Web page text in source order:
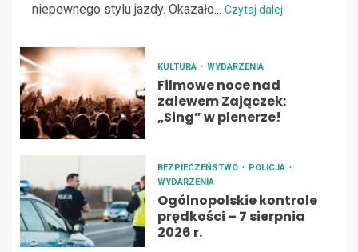
niepewnego stylu jazdy. Okazało... Czytaj dalej
KULTURA WYDARZENIA
Filmowe noce nad
zalewem Zajączek:
„Sing” w plenerze!
BEZPIECZEŃSTWO
POLICJA
WYDARZENIA
Ogólnopolskie kontrole
prędkości – 7 sierpnia
2026 r.